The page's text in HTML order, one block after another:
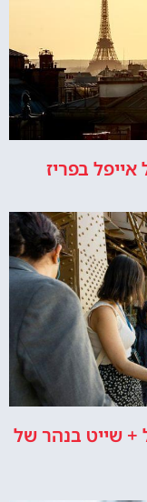
בפריז
+ שייט בנהר של